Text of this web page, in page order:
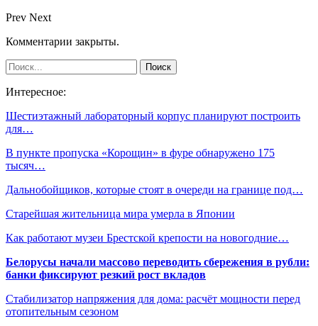
Prev Next
Комментарии закрыты.
Интересное:
Шестиэтажный лабораторный корпус планируют построить
для…
В пункте пропуска «Корощин» в фуре обнаружено 175
тысяч…
Дальнобойщиков, которые стоят в очереди на границе под…
Старейшая жительница мира умерла в Японии
Как работают музеи Брестской крепости на новогодние…
Белорусы начали массово переводить сбережения в рубли:
банки фиксируют резкий рост вкладов
Стабилизатор напряжения для дома: расчёт мощности перед
отопительным сезоном